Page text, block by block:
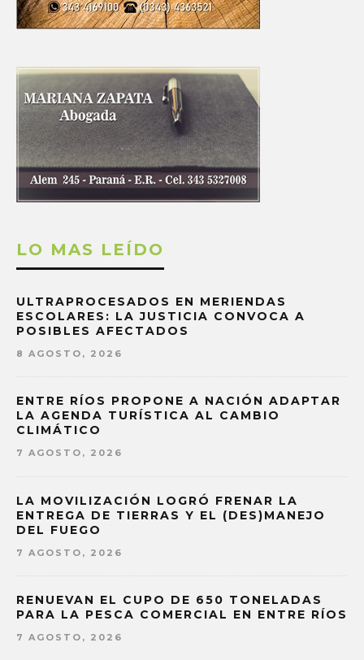
LO MAS LEÍDO
ULTRAPROCESADOS EN MERIENDAS
ESCOLARES: LA JUSTICIA CONVOCA A
POSIBLES AFECTADOS
8 AGOSTO, 2026
ENTRE RÍOS PROPONE A NACIÓN ADAPTAR
LA AGENDA TURÍSTICA AL CAMBIO
CLIMÁTICO
7 AGOSTO, 2026
LA MOVILIZACIÓN LOGRÓ FRENAR LA
ENTREGA DE TIERRAS Y EL (DES)MANEJO
DEL FUEGO
7 AGOSTO, 2026
RENUEVAN EL CUPO DE 650 TONELADAS
PARA LA PESCA COMERCIAL EN ENTRE RÍOS
7 AGOSTO, 2026